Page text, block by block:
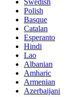
Polish
Basque
Catalan
Esperanto
Hindi
Lao
Albanian
Amharic
Armenian
Azerbaijani